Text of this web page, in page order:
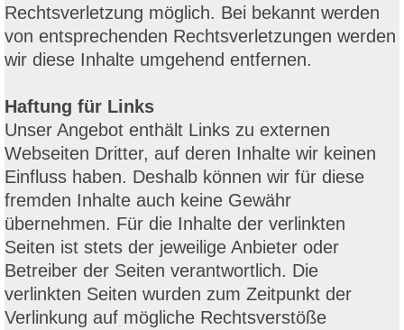
Rechtsverletzung möglich. Bei bekannt werden
von entsprechenden Rechtsverletzungen werden
wir diese Inhalte umgehend entfernen.
Haftung für Links
Unser Angebot enthält Links zu externen
Webseiten Dritter, auf deren Inhalte wir keinen
Einfluss haben. Deshalb können wir für diese
fremden Inhalte auch keine Gewähr
übernehmen. Für die Inhalte der verlinkten
Seiten ist stets der jeweilige Anbieter oder
Betreiber der Seiten verantwortlich. Die
verlinkten Seiten wurden zum Zeitpunkt der
Verlinkung auf mögliche Rechtsverstöße